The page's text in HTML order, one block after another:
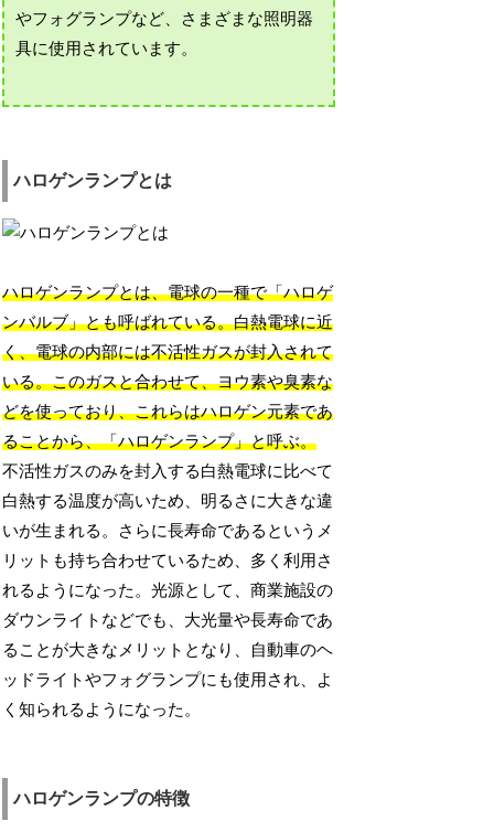
やフォグランプなど、さまざまな照明器
具に使用されています。
ハロゲンランプとは
ハロゲンランプとは、電球の一種で「ハロゲ
ンバルブ」とも呼ばれている。白熱電球に近
く、電球の内部には不活性ガスが封入されて
いる。このガスと合わせて、ヨウ素や臭素な
どを使っており、これらはハロゲン元素であ
ることから、「ハロゲンランプ」と呼ぶ。
不活性ガスのみを封入する白熱電球に比べて
白熱する温度が高いため、明るさに大きな違
いが生まれる。さらに長寿命であるというメ
リットも持ち合わせているため、多く利用さ
れるようになった。光源として、商業施設の
ダウンライトなどでも、大光量や長寿命であ
ることが大きなメリットとなり、自動車のヘ
ッドライトやフォグランプにも使用され、よ
く知られるようになった。
ハロゲンランプの特徴